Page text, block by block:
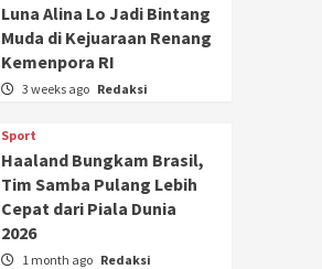
Luna Alina Lo Jadi Bintang
Muda di Kejuaraan Renang
Kemenpora RI
3 weeks ago Redaksi
Sport
Haaland Bungkam Brasil,
Tim Samba Pulang Lebih
Cepat dari Piala Dunia
2026
1 month ago Redaksi